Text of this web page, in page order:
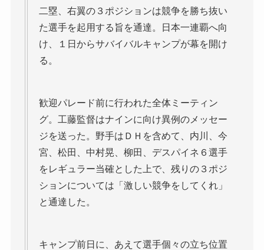
二塁、右翼の３ポジションは競争を勝ち抜い
た選手を起用する旨を通達。日本一連覇へ向
け、１日からサバイバルキャンプが幕を開け
る。
歓迎パレード前に行われた全体ミーティン
グ。工藤監督はナインに向け異例のメッセー
ジを送った。野手はＤＨを含めて、内川、今
宮、松田、中村晃、柳田、デスパイネ６選手
をレギュラー当確とした上で、残りの３ポジ
ションについては「激しい競争をしてくれ」
と通達した。
キャンプ前日に、あえて選手個々の立ち位置